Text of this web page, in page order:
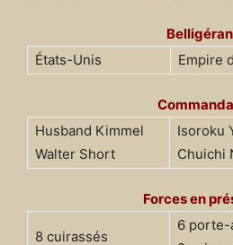
États-Unis
Empire
Husband Kimmel
Walter Short
Isoroku
Chuichi
Forces en
8 cuirassés
6 porte-